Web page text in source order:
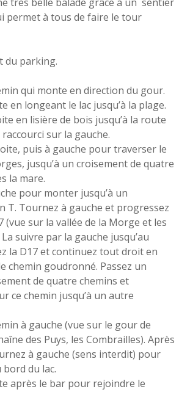
permet à tous de faire le tour
du parking.
qui monte en direction du gour.
en longeant le lac jusqu’à la plage.
en lisière de bois jusqu’à la route
sur la gauche.
puis à gauche pour traverser le
jusqu’à un croisement de quatre
la mare.
pour monter jusqu’à un
T. Tournez à gauche et progressez
(vue sur la vallée de la Morge et les
suivre par la gauche jusqu’au
la D17 et continuez tout droit en
chemin goudronné. Passez un
de quatre chemins et
ce chemin jusqu’à un autre
à gauche (vue sur le gour de
des Puys, les Combrailles). Après
à gauche (sens interdit) pour
bord du lac.
après le bar pour rejoindre le